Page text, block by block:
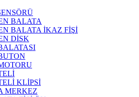
BALATA
BALATA İKAZ FİŞİ
DİSK
KLİPSİ
MERKEZ